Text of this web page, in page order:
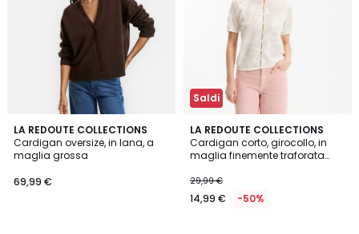
LA REDOUTE COLLECTIONS
Cardigan oversize, in lana, a
maglia grossa
69,99 €
4,5
/ 5
2
Colori
Saldi
LA REDOUTE COLLECTIONS
Cardigan corto, girocollo, in
maglia finemente traforata
29,99 €
14,99 € -50%
4,5
/ 5